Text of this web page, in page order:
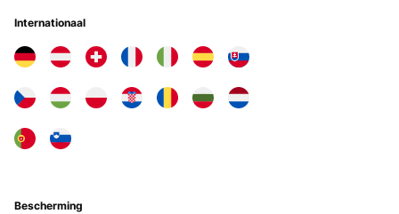
Internationaal
Bescherming